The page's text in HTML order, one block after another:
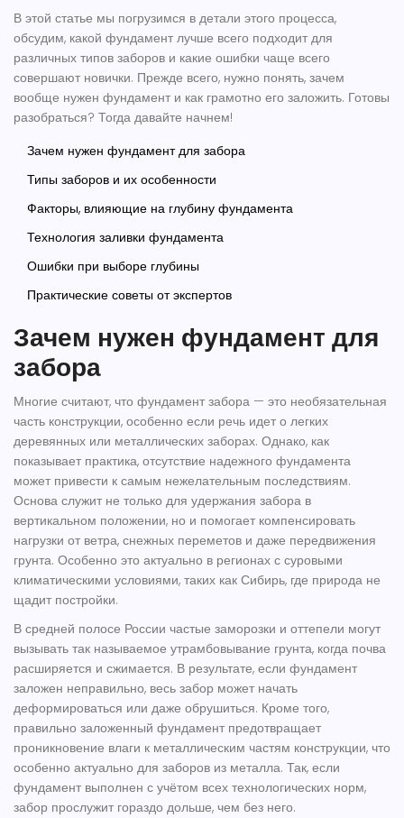
В этой статье мы погрузимся в детали этого процесса,
обсудим, какой фундамент лучше всего подходит для
различных типов заборов и какие ошибки чаще всего
совершают новички. Прежде всего, нужно понять, зачем
вообще нужен фундамент и как грамотно его заложить. Готовы
разобраться? Тогда давайте начнем!
Зачем нужен фундамент для забора
Типы заборов и их особенности
Факторы, влияющие на глубину фундамента
Технология заливки фундамента
Ошибки при выборе глубины
Практические советы от экспертов
Зачем нужен фундамент для
забора
Многие считают, что фундамент забора — это необязательная
часть конструкции, особенно если речь идет о легких
деревянных или металлических заборах. Однако, как
показывает практика, отсутствие надежного фундамента
может привести к самым нежелательным последствиям.
Основа служит не только для удержания забора в
вертикальном положении, но и помогает компенсировать
нагрузки от ветра, снежных переметов и даже передвижения
грунта. Особенно это актуально в регионах с суровыми
климатическими условиями, таких как Сибирь, где природа не
щадит постройки.
В средней полосе России частые заморозки и оттепели могут
вызывать так называемое утрамбовывание грунта, когда почва
расширяется и сжимается. В результате, если фундамент
заложен неправильно, весь забор может начать
деформироваться или даже обрушиться. Кроме того,
правильно заложенный фундамент предотвращает
проникновение влаги к металлическим частям конструкции, что
особенно актуально для заборов из металла. Так, если
фундамент выполнен с учётом всех технологических норм,
забор прослужит гораздо дольше, чем без него.